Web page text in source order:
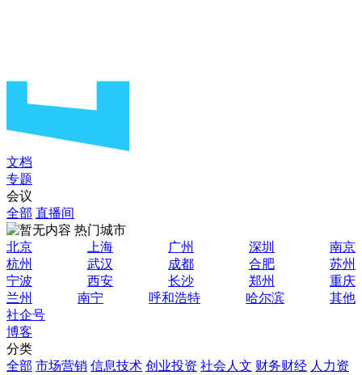
文档
专题
会议
全部 直播间
热门城市
北京
上海 广州 深圳
南京
杭州
武汉 成都 合肥
苏州
宁波
西安 长沙 郑州
重庆
兰州
南宁 呼和浩特 哈尔滨
其他
社企号
博客
分类
全部 市场营销 信息技术 创业投资 社会人文 财务财经 人力资